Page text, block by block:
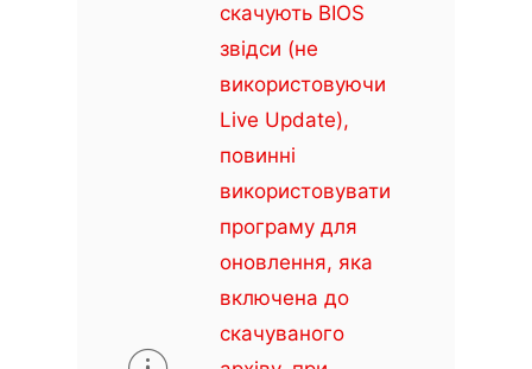
скачують BIOS
звідси (не
використовуючи
Live Update),
повинні
використовувати
програму для
оновлення, яка
включена до
скачуваного